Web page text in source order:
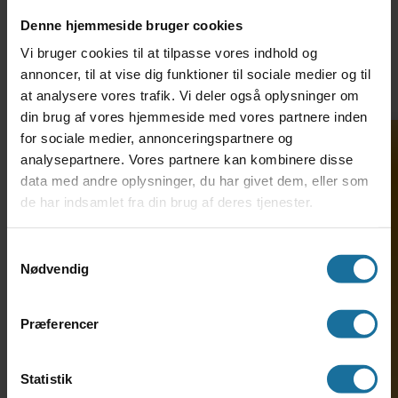
Denne hjemmeside bruger cookies
Vi bruger cookies til at tilpasse vores indhold og
annoncer, til at vise dig funktioner til sociale medier og til
at analysere vores trafik. Vi deler også oplysninger om
din brug af vores hjemmeside med vores partnere inden
for sociale medier, annonceringspartnere og
analysepartnere. Vores partnere kan kombinere disse
data med andre oplysninger, du har givet dem, eller som
de har indsamlet fra din brug af deres tjenester.
Nødvendig
Præferencer
Statistik
Hostrupsgade 48-56 • 8600
adm@thlangshf-vuc.dk • EAN:
Søg ind på HF-enkeltfag